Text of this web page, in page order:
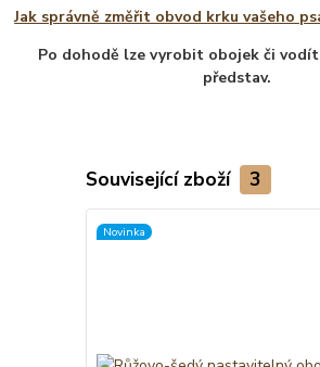
Jak správně změřit obvod krku vašeho
Po dohodě lze vyrobit obojek či
představ.
Související zboží 3
Novinka